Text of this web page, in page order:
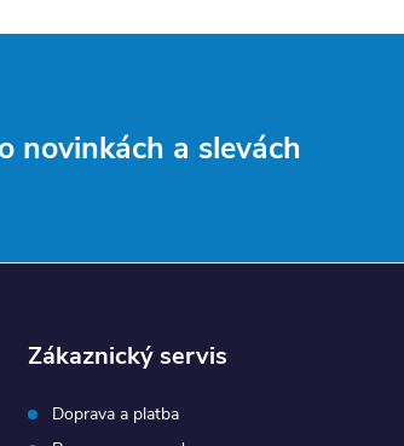
novinkách a slevách
Zákaznický servis
Doprava a platba